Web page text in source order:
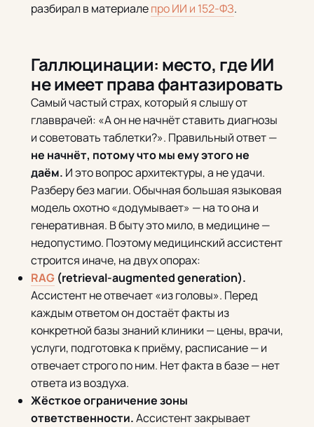
разбирал в материалепро ИИ и 152-ФЗ.
Галлюцинации: место, где ИИ
не имеет права фантазировать
Самый частый страх, который я слышу от
главврачей: «А он не начнёт ставить диагнозы
и советовать таблетки?». Правильный ответ —
не начнёт, потому что мы ему этого не
даём. И это вопрос архитектуры, а не удачи.
Разберу без магии. Обычная большая языковая
модель охотно «додумывает» — на то она и
генеративная. В быту это мило, в медицине —
недопустимо. Поэтому медицинский ассистент
строится иначе, на двух опорах:
RAG (retrieval-augmented generation).
Ассистент не отвечает «из головы». Перед
каждым ответом он достаёт факты из
конкретной базы знаний клиники — цены, врачи,
услуги, подготовка к приёму, расписание — и
отвечает строго по ним. Нет факта в базе — нет
ответа из воздуха.
Жёсткое ограничение зоны
ответственности.Ассистент закрывает